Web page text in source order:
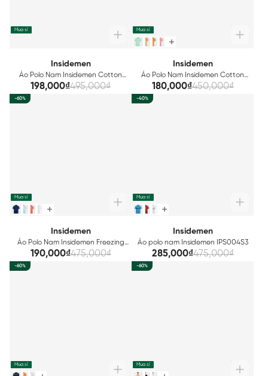
Mua sỉ
Insidemen
Áo Polo Nam Insidemen Cotton
IPS086S3
198,000₫495,000₫
Mua sỉ
Insidemen
Áo Polo Nam Insidemen Cotton
IPSR09
180,000₫450,000₫
-60%
Mua sỉ
Insidemen
Áo Polo Nam Insidemen Freezing
Polyamide IPS058AZ
190,000₫475,000₫
-40%
Mua sỉ
Insidemen
Áo polo nam Insidemen IPS004S3
285,000₫475,000₫
-60%
Mua sỉ
-60%
Mua sỉ